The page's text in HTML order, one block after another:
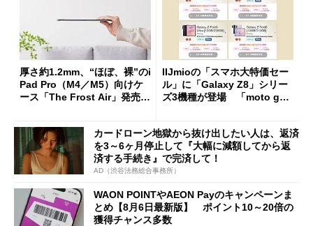
厚さ約1.2mm、“ほぼ、裸”のi
Pad Pro（M4／M5）向けケ
ース「The Frost Air」発売
IIJmioの「スマホ大特価セー
ル」に「Galaxy Z8」シリー
ズ3機種が登場 「moto g37
カードローン地獄から抜け出したい人は、返済
を3～6ヶ月停止して『大幅に減額してから返
済する手続き』で完済して！
AD（渋谷法務総合事務所）
WAON POINTやAEON Payのキャンペーンま
とめ【8月6日最新版】 ポイント10～20倍の
獲得チャンス多数